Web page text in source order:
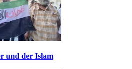
und der Islam